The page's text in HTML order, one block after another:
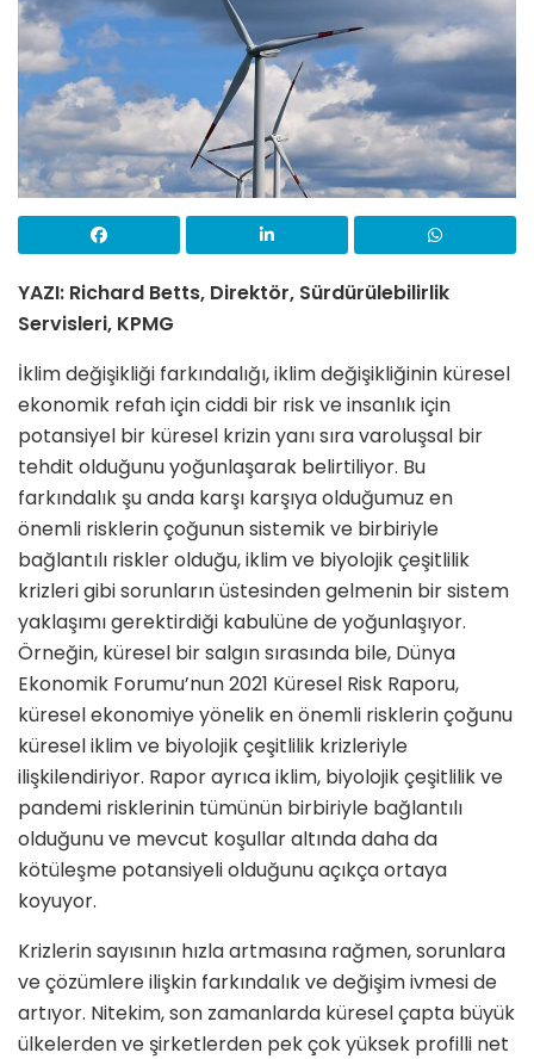
YAZI: Richard Betts, Direktör, Sürdürülebilirlik
Servisleri, KPMG
İklim değişikliği farkındalığı, iklim değişikliğinin küresel
ekonomik refah için ciddi bir risk ve insanlık için
potansiyel bir küresel krizin yanı sıra varoluşsal bir
tehdit olduğunu yoğunlaşarak belirtiliyor. Bu
farkındalık şu anda karşı karşıya olduğumuz en
önemli risklerin çoğunun sistemik ve birbiriyle
bağlantılı riskler olduğu, iklim ve biyolojik çeşitlilik
krizleri gibi sorunların üstesinden gelmenin bir sistem
yaklaşımı gerektirdiği kabulüne de yoğunlaşıyor.
Örneğin, küresel bir salgın sırasında bile, Dünya
Ekonomik Forumu’nun 2021 Küresel Risk Raporu,
küresel ekonomiye yönelik en önemli risklerin çoğunu
küresel iklim ve biyolojik çeşitlilik krizleriyle
ilişkilendiriyor. Rapor ayrıca iklim, biyolojik çeşitlilik ve
pandemi risklerinin tümünün birbiriyle bağlantılı
olduğunu ve mevcut koşullar altında daha da
kötüleşme potansiyeli olduğunu açıkça ortaya
koyuyor.
Krizlerin sayısının hızla artmasına rağmen, sorunlara
ve çözümlere ilişkin farkındalık ve değişim ivmesi de
artıyor. Nitekim, son zamanlarda küresel çapta büyük
ülkelerden ve şirketlerden pek çok yüksek profilli net